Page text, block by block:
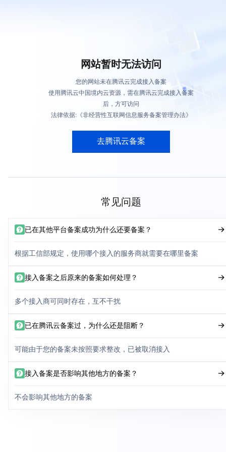
网站暂时无法访问
您的网站未在腾讯云完成接入备案
使用腾讯云中国境内云资源，需在腾讯云完成接入备案
后，方可访问
法律依据:《非经营性互联网信息服务备案管理办法》
去腾讯云备案
常见问题
已在其他平台备案成功为什么还要备案？
根据工信部规定，使用哪个接入的服务商就需要在哪里备案
接入备案之后原来的备案如何处理？
多个接入商可同时存在，互不干扰
已在腾讯云备案过，为什么还是阻断？
可能由于您的备案未按照要求整改，已被取消接入
接入备案是否影响其他地方的备案？
不会影响其他地方的备案